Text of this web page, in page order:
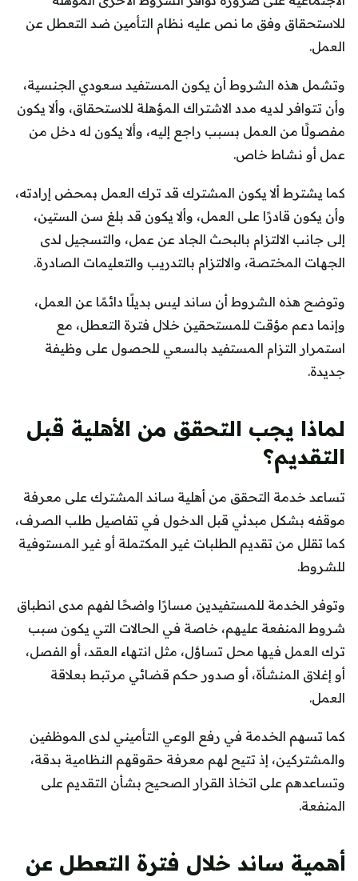
للاستحقاق وفق ما نص عليه نظام التأمين ضد التعطل عن
العمل.
وتشمل هذه الشروط أن يكون المستفيد سعودي الجنسية،
وأن تتوافر لديه مدد الاشتراك المؤهلة للاستحقاق، وألا يكون
مفصولًا من العمل بسبب راجع إليه، وألا يكون له دخل من
عمل أو نشاط خاص.
كما يشترط ألا يكون المشترك قد ترك العمل بمحض إرادته،
وأن يكون قادرًا على العمل، وألا يكون قد بلغ سن الستين،
إلى جانب الالتزام بالبحث الجاد عن عمل، والتسجيل لدى
الجهات المختصة، والالتزام بالتدريب والتعليمات الصادرة.
وتوضح هذه الشروط أن ساند ليس بديلًا دائمًا عن العمل،
وإنما دعم مؤقت للمستحقين خلال فترة التعطل، مع
استمرار التزام المستفيد بالسعي للحصول على وظيفة
جديدة.
لماذا يجب التحقق من الأهلية قبل
التقديم؟
تساعد خدمة التحقق من أهلية ساند المشترك على معرفة
موقفه بشكل مبدئي قبل الدخول في تفاصيل طلب الصرف،
كما تقلل من تقديم الطلبات غير المكتملة أو غير المستوفية
للشروط.
وتوفر الخدمة للمستفيدين مسارًا واضحًا لفهم مدى انطباق
شروط المنفعة عليهم، خاصة في الحالات التي يكون سبب
ترك العمل فيها محل تساؤل، مثل انتهاء العقد، أو الفصل،
أو إغلاق المنشأة، أو صدور حكم قضائي مرتبط بعلاقة
العمل.
كما تسهم الخدمة في رفع الوعي التأميني لدى الموظفين
والمشتركين، إذ تتيح لهم معرفة حقوقهم النظامية بدقة،
وتساعدهم على اتخاذ القرار الصحيح بشأن التقديم على
المنفعة.
أهمية ساند خلال فترة التعطل عن